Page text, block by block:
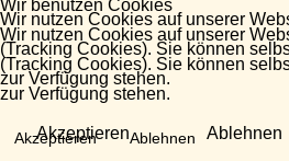
Wir benutzen Cookies
Wir nutzen Cookies auf unserer
(Tracking Cookies). Sie können
zur Verfügung stehen.
Akzeptieren Ablehnen
Wir nutzen Cookies auf unserer
(Tracking Cookies). Sie können
zur Verfügung stehen.
Akzeptieren Ablehnen